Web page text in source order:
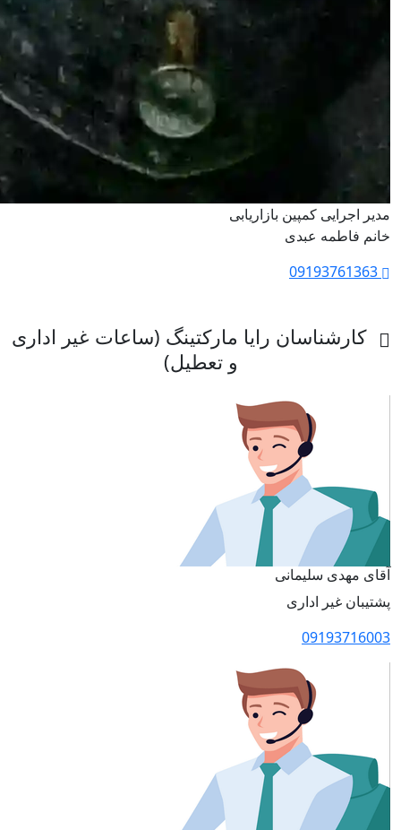
مدیر اجرایی کمپین بازاریابی
خانم فاطمه عبدی
کارشناسان رایا مارکتینگ (ساعات غیر اداری
و تعطیل)
آقای مهدی سلیمانی
پشتیبان غیر اداری
09193716003